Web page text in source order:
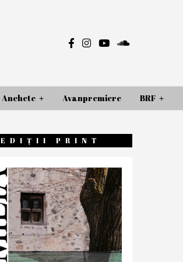
Anchete Avanpremiere BRF
EDIȚII PRINT